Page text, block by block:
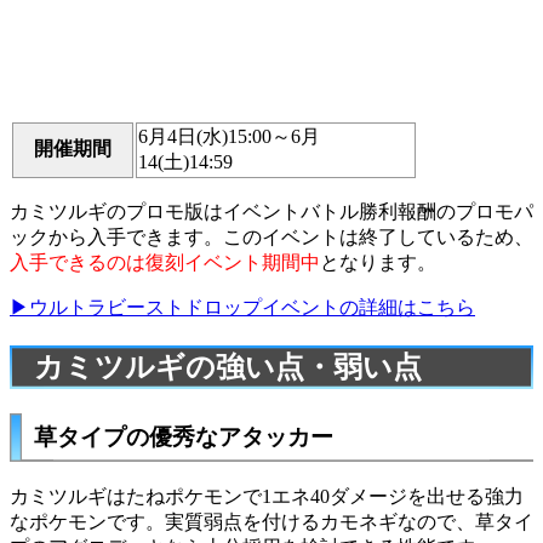
開催期間
6月4日(水)15:00～6月
14(土)14:59
カミツルギのプロモ版はイベントバトル勝利報酬のプロモパ
ックから入手できます。このイベントは終了しているため、
入手できるのは復刻イベント期間中 となります。
▶ウルトラビーストドロップイベントの詳細はこちら
カミツルギの強い点・弱い点
草タイプの優秀なアタッカー
カミツルギはたねポケモンで1エネ40ダメージを出せる強力
なポケモンです。実質弱点を付ける カモネギなので、草タイ